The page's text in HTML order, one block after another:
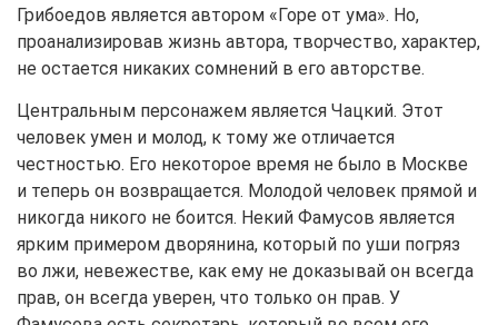
Грибоедов является автором «Горе от ума». Но,
проанализировав жизнь автора, творчество, характер,
не остается никаких сомнений в его авторстве.
Центральным персонажем является Чацкий. Этот
человек умен и молод, к тому же отличается
честностью. Его некоторое время не было в Москве
и теперь он возвращается. Молодой человек прямой и
никогда никого не боится. Некий Фамусов является
ярким примером дворянина, который по уши погряз
во лжи, невежестве, как ему не доказывай он всегда
прав, он всегда уверен, что только он прав. У